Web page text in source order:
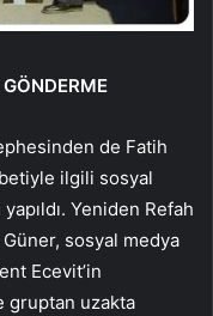
de Fatih
ilgili sosyal
Yeniden Refah
sosyal medya
Ecevit’in
gruptan uzakta